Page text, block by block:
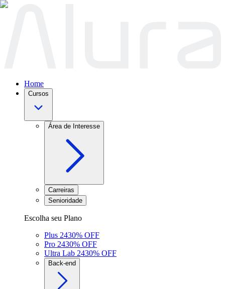
Home
Cursos
Área de Interesse
Carreiras
Senioridade
Escolha seu Plano
Plus 2430% OFF
Pro 2430% OFF
Ultra Lab 2430% OFF
Back-end